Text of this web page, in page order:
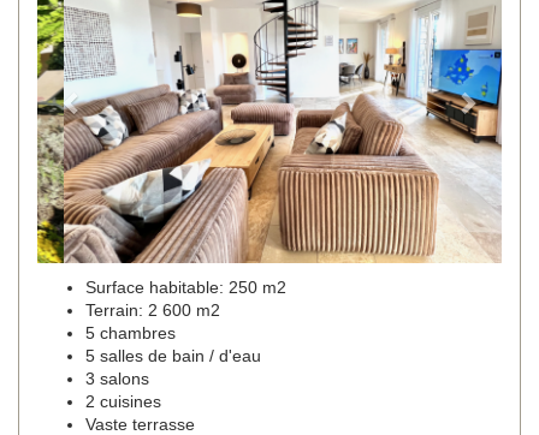
Surface habitable: 250 m2
Terrain: 2 600 m2
5 chambres
5 salles de bain / d'eau
3 salons
2 cuisines
Vaste terrasse